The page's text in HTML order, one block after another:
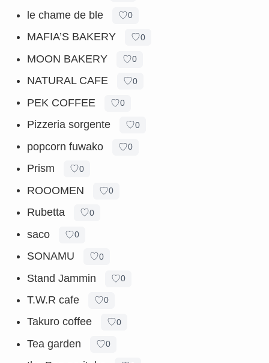
le chame de ble ♡0
MAFIA’S BAKERY ♡0
MOON BAKERY ♡0
NATURAL CAFE ♡0
PEK COFFEE ♡0
Pizzeria sorgente ♡0
popcorn fuwako ♡0
Prism ♡0
ROOOMEN ♡0
Rubetta ♡0
saco ♡0
SONAMU ♡0
Stand Jammin ♡0
T.W.R cafe ♡0
Takuro coffee ♡0
Tea garden ♡0